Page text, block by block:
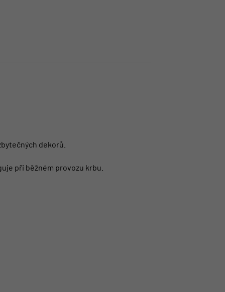
dekorů.
při běžném provozu krbu.